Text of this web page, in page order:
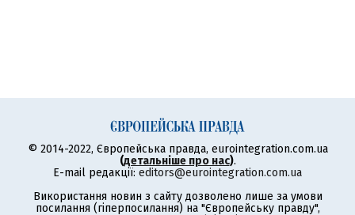
© 2014-2022, Європейська правда, eurointegration.com.ua
(детальніше про нас).
E-mail редакції: editors@eurointegration.com.ua
Використання новин з сайту дозволено лише за умови
посилання (гіперпосилання) на "Європейську правду",